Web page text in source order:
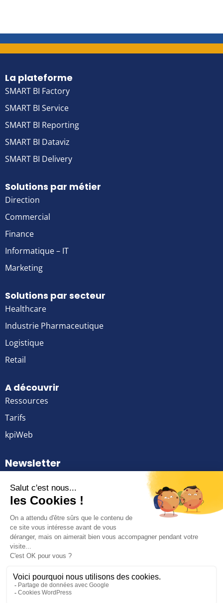
La plateforme
SMART BI Factory
SMART BI Service
SMART BI Reporting
SMART BI Dataviz
SMART BI Delivery
Solutions par métier
Direction
Commercial
Finance
Informatique – IT
Marketing
Solutions par secteur
Healthcare
Industrie Pharmaceutique
Logistique
Retail
A découvrir
Ressources
Tarifs
kpiWeb
Newsletter